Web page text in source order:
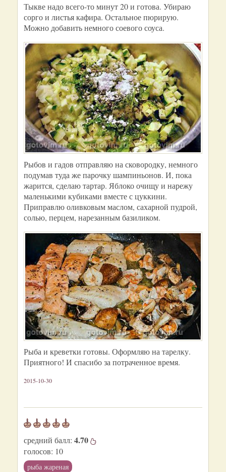
Тыкве надо всего-то минут 20 и готова. Убираю
сорго и листья кафира. Остальное пюрирую.
Можно добавить немного соевого соуса.
Рыбов и гадов отправляю на сковородку, немного
подумав туда же парочку шампиньонов. И, пока
жарится, сделаю тартар. Яблоко очищу и нарежу
маленькими кубиками вместе с цуккини.
Приправлю оливковым маслом, сахарной пудрой,
солью, перцем, нарезанным базиликом.
Рыба и креветки готовы. Оформляю на тарелку.
Приятного! И спасибо за потраченное время.
2015-10-30
средний балл: 4.70
голосов: 10
рыба жареная